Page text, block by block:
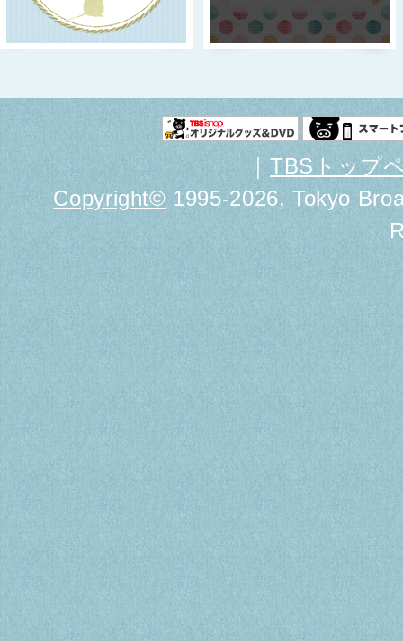
｜TBSトップ
Copyright© 1995-2026, Tokyo